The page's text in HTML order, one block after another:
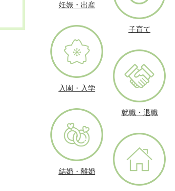
妊娠・出産
子育て
入園・入学
就職・退職
結婚・離婚